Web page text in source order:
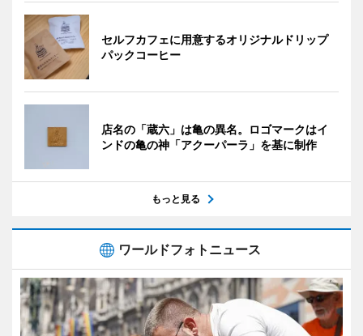
セルフカフェに用意するオリジナルドリップ
パックコーヒー
店名の「蔵六」は亀の異名。ロゴマークはイ
ンドの亀の神「アクーパーラ」を基に制作
もっと見る
ワールドフォトニュース